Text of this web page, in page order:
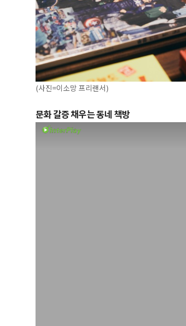
(사진=이소망 프리랜서)
문화 갈증 채우는 동네 책방